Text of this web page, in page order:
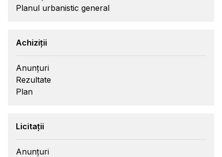
Planul urbanistic general
Achiziții
Anunțuri
Rezultate
Plan
Licitații
Anunțuri